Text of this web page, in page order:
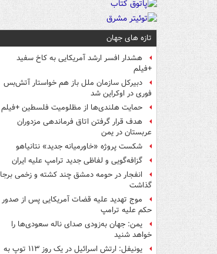
تازه های جهان
هشدار افسر ارشد آمریکایی به کاخ سفید
+فیلم
دبیرکل سازمان ملل باز هم خواستار آتش‌بس
فوری در اوکراین شد
حمایت هلندی‌ها از مظلومیت فلسطین +فیلم
هدف قرار گرفتن اتاق‌ فرماندهی مزدوران
عربستان در یمن
شکست پروژه «خاورمیانه جدید» نتانیاهو
گزافه‌گویی و لفاظی جدید ترامپ علیه ایران
انفجار در حومه دمشق چند کشته و زخمی برجا
گذاشت
موج تهدید علیه قضات آمریکایی پس از صدور
حکم علیه ترامپ
یمن: جهان به‌زودی صدای ناله سعودی‌ها را
خواهد شنید
یونیفل: ارتش اسرائیل در یک روز ۱۱۳ توپ به